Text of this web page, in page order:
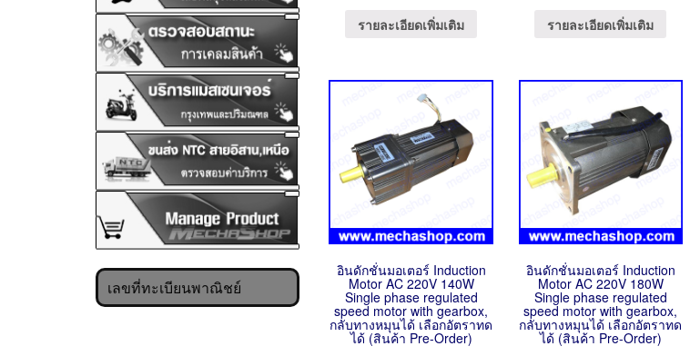
เลขที่ทะเบียนพาณิชย์
รายละเอียดเพิ่มเติม รายละเอียดเพิ่มเติม
อินดักชั่นมอเตอร์ Induction
Motor AC 220V 140W
Single phase regulated
speed motor with gearbox,
กลับทางหมุนได้ เลือกอัตราทด
ได้ (สินค้า Pre-Order)
อินดักชั่นมอเตอร์ Induction
Motor AC 220V 180W
Single phase regulated
speed motor with gearbox,
กลับทางหมุนได้ เลือกอัตราทด
ได้ (สินค้า Pre-Order)